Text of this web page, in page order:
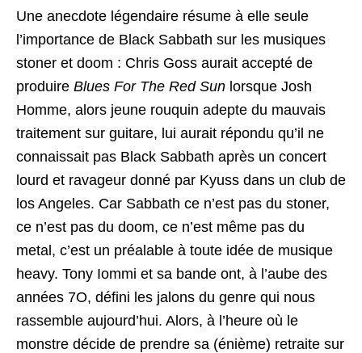
Une anecdote légendaire résume à elle seule
l’importance de Black Sabbath sur les musiques
stoner et doom : Chris Goss aurait accepté de
produire Blues For The Red Sun lorsque Josh
Homme, alors jeune rouquin adepte du mauvais
traitement sur guitare, lui aurait répondu qu’il ne
connaissait pas Black Sabbath après un concert
lourd et ravageur donné par Kyuss dans un club de
los Angeles. Car Sabbath ce n’est pas du stoner,
ce n’est pas du doom, ce n’est même pas du
metal, c’est un préalable à toute idée de musique
heavy. Tony Iommi et sa bande ont, à l’aube des
années 7O, défini les jalons du genre qui nous
rassemble aujourd’hui. Alors, à l’heure où le
monstre décide de prendre sa (énième) retraite sur